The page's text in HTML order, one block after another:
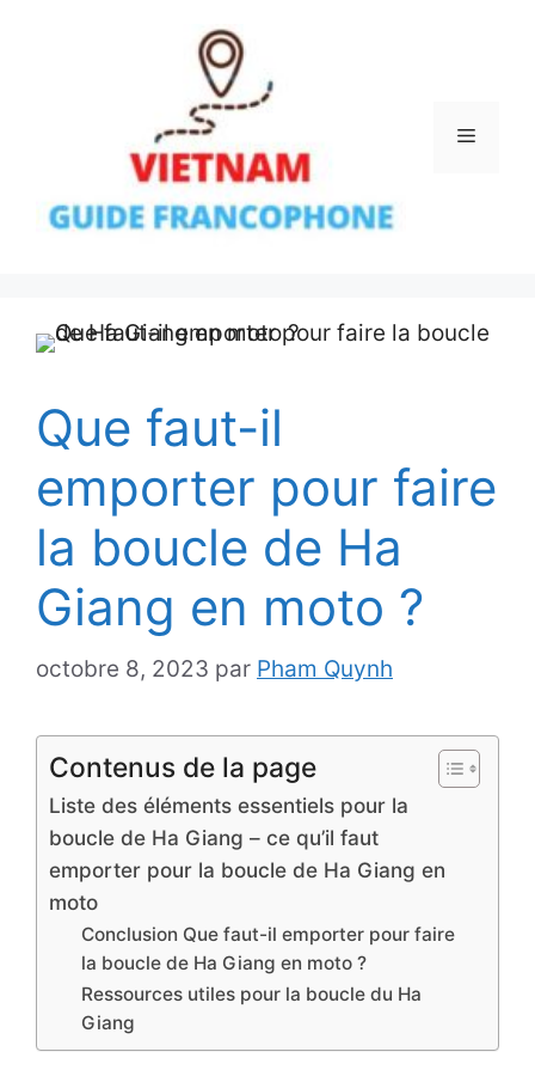
Menu
Que faut-il
emporter pour faire
la boucle de Ha
Giang en moto ?
octobre 8, 2023 par Pham Quynh
Contenus de la page
Liste des éléments essentiels pour la
boucle de Ha Giang – ce qu’il faut
emporter pour la boucle de Ha Giang en
moto
Conclusion Que faut-il emporter pour faire
la boucle de Ha Giang en moto ?
Ressources utiles pour la boucle du Ha
Giang